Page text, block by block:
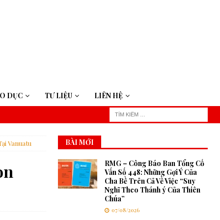
DỤC TƯ LIỆU LIÊN HỆ
Vanuatu BÀI MỚI
RMG – Công Báo Ban Tổng Cố
Vấn Số 448: Những Gợi Ý Của
Cha Bề Trên Cả Về Việc “Suy
Nghĩ Theo Thánh ý Của Thiên
Chúa”
07/08/2026